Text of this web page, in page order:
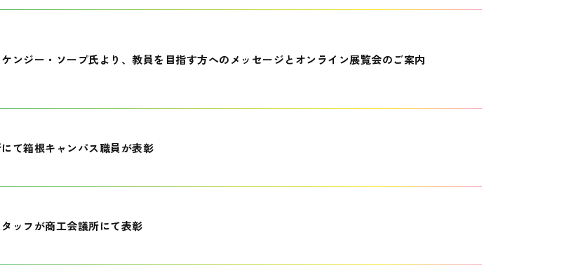
ンジー・ソープ氏より、教員を目指す方へのメッセージとオンライン展覧会のご案内
て箱根キャンパス職員が表彰
ッフが商工会議所にて表彰